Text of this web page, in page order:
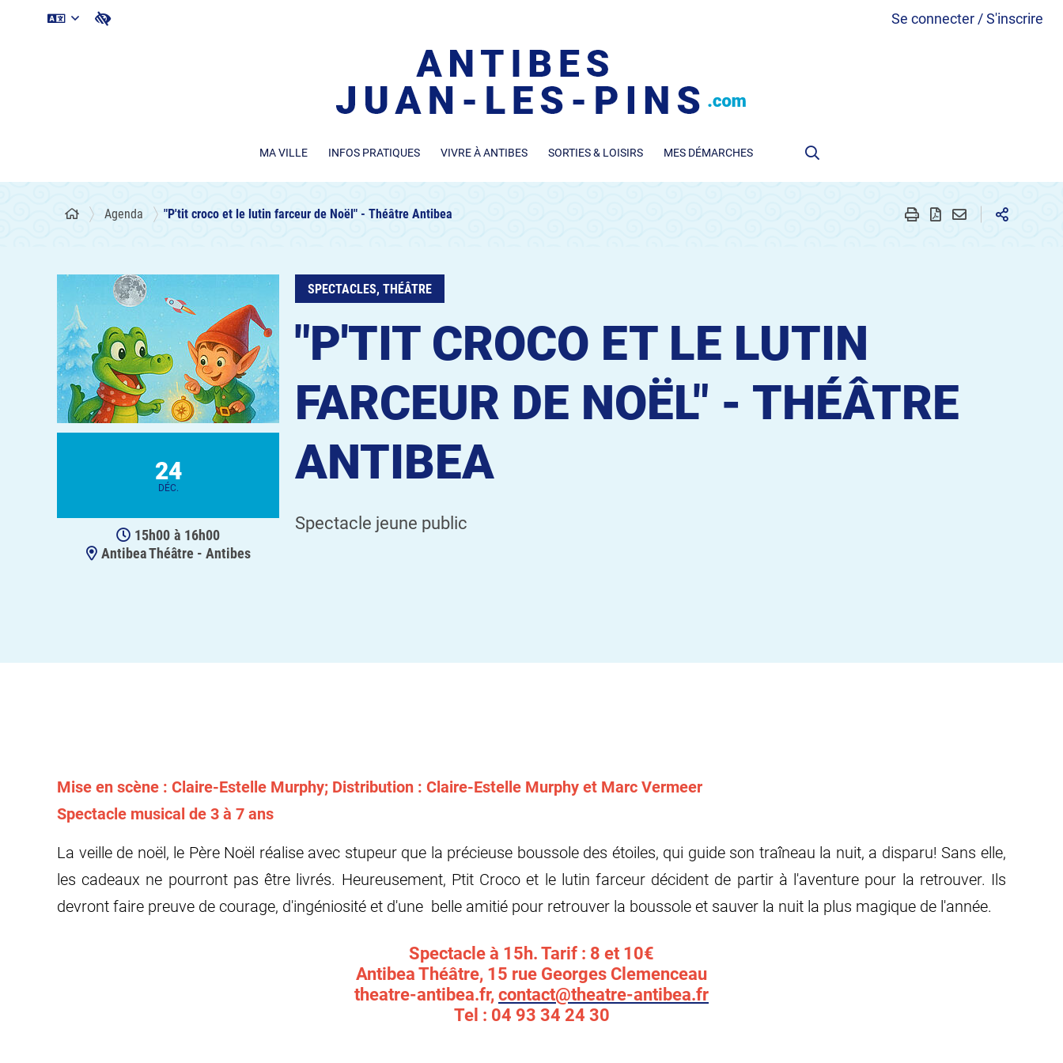
Se connecter / S'inscrire
MA VILLE INFOS PRATIQUES VIVRE À ANTIBES SORTIES & LOISIRS MES DÉMARCHES
Agenda "P'tit croco et le lutin farceur de Noël" - Théâtre Antibea
24
DÉC.
15h00 à 16h00
Antibea Théâtre - Antibes
SPECTACLES, THÉÂTRE
"P'TIT CROCO ET LE LUTIN
FARCEUR DE NOËL" - THÉÂTRE
ANTIBEA
Spectacle jeune public
Mise en scène : Claire-Estelle Murphy; Distribution : Claire-Estelle Murphy et Marc Vermeer
Spectacle musical de 3 à 7 ans
La veille de noël, le Père Noël réalise avec stupeur que la précieuse boussole des étoiles, qui guide son traîneau la nuit, a disparu! Sans elle,
les cadeaux ne pourront pas être livrés. Heureusement, Ptit Croco et le lutin farceur décident de partir à l'aventure pour la retrouver. Ils
devront faire preuve de courage, d'ingéniosité et d'une belle amitié pour retrouver la boussole et sauver la nuit la plus magique de l'année.
Spectacle à 15h. Tarif : 8 et 10€
Antibea Théâtre, 15 rue Georges Clemenceau
theatre-antibea.fr, contact@theatre-antibea.fr
Tel : 04 93 34 24 30